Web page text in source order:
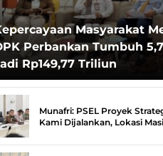
Masyarakat
Perbankan Tumbuh
Rp149,77 Triliun
Munafri: PSEL Proyek
Kami Dijalankan, Lokasi